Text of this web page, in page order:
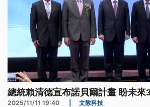
總統賴清德宣布諾貝爾計畫 盼未來
2025/11/11 19:40 文教科技